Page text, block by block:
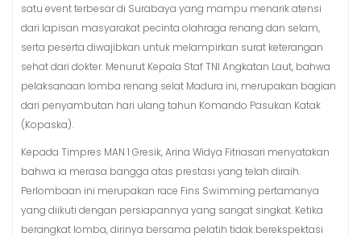
satu event terbesar di Surabaya yang mampu menarik atensi
dari lapisan masyarakat pecinta olahraga renang dan selam,
serta peserta diwajibkan untuk melampirkan surat keterangan
sehat dari dokter. Menurut Kepala Staf TNI Angkatan Laut, bahwa
pelaksanaan lomba renang selat Madura ini, merupakan bagian
dari penyambutan hari ulang tahun Komando Pasukan Katak
(Kopaska).
Kepada Timpres MAN 1 Gresik, Arina Widya Fitriasari menyatakan
bahwa ia merasa bangga atas prestasi yang telah diraih.
Perlombaan ini merupakan race Fins Swimming pertamanya
yang diikuti dengan persiapannya yang sangat singkat. Ketika
berangkat lomba, dirinya bersama pelatih tidak berekspektasi